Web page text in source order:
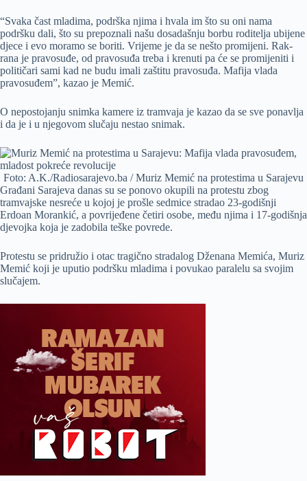
“Svaka čast mladima, podrška njima i hvala im što su oni nama
podršku dali, što su prepoznali našu dosadašnju borbu roditelja ubijene
djece i evo moramo se boriti. Vrijeme je da se nešto promijeni. Rak-
rana je pravosuđe, od pravosuđa treba i krenuti pa će se promijeniti i
političari sami kad ne budu imali zaštitu pravosuđa. Mafija vlada
pravosuđem”, kazao je Memić.
O nepostojanju snimka kamere iz tramvaja je kazao da se sve ponavlja
i da je i u njegovom slučaju nestao snimak.
Foto: A.K./Radiosarajevo.ba / Muriz Memić na protestima u Sarajevu
Građani Sarajeva danas su se ponovo okupili na protestu zbog
tramvajske nesreće u kojoj je prošle sedmice stradao 23-godišnji
Erdoan Morankić, a povrijeđene četiri osobe, među njima i 17-godišnja
djevojka koja je zadobila teške povrede.
Protestu se pridružio i otac tragično stradalog Dženana Memića, Muriz
Memić koji je uputio podršku mladima i povukao paralelu sa svojim
slučajem.